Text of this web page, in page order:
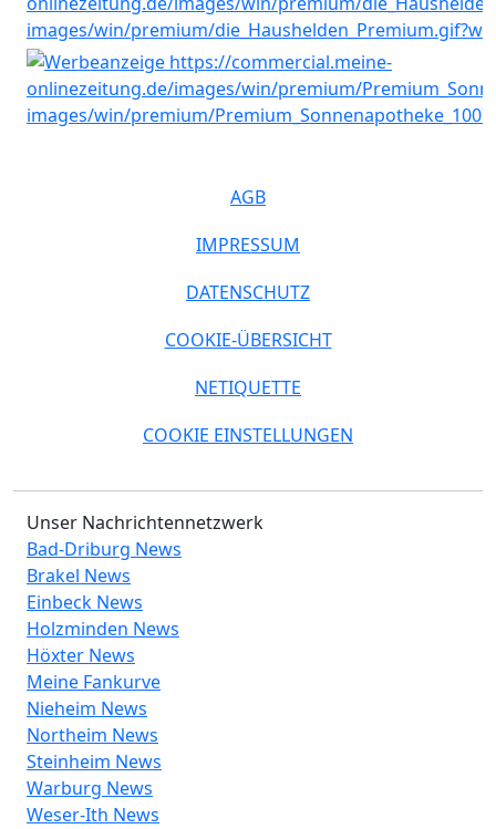
AGB
IMPRESSUM
DATENSCHUTZ
COOKIE-ÜBERSICHT
NETIQUETTE
COOKIE EINSTELLUNGEN
Unser Nachrichtennetzwerk
Bad-Driburg News
Brakel News
Einbeck News
Holzminden News
Höxter News
Meine Fankurve
Nieheim News
Northeim News
Steinheim News
Warburg News
Weser-Ith News